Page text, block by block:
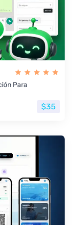
Para
$35